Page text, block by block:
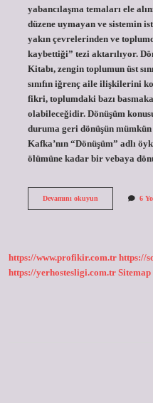
yabancılaşma temaları ele
düzene uymayan ve sistemin
yakın çevrelerinden ve
kaybettiği” tezi aktarılıyor.
Kitabı, zengin toplumun üst
sınıfın iğrenç aile ilişkilerini
fikri, toplumdaki bazı
olabileceğidir. Dönüşüm
duruma geri dönüşün
Kafka’nın “Dönüşüm” adlı
ölümüne kadar bir vebaya
Devamını okuyunKafka
6
https://www.profikir.com.tr https://
https://yerhostesligi.com.tr Sitemap